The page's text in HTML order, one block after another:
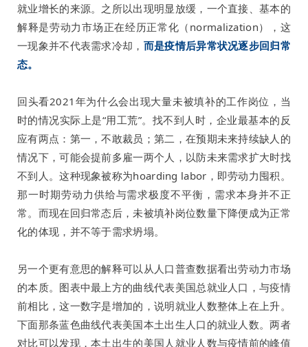
就业增长的来源。之所以出现明显放缓，一个直接、基本的
解释是劳动力市场正在经历正常化（normalization），这
一现象并不代表需求冷却， 而是疫情后异常状况逐步回归常
态。
回头看2021年为什么会出现大量未被填补的工作岗位，当
时的情况实际上是“用工荒”。找不到人时，企业最基本的反
应有两点：第一，不敢裁员；第二，在预期未来持续缺人的
情况下，可能会提前多雇一两个人，以防未来需求扩大时找
不到人。这种现象被称为hoarding labor，即劳动力囤积。
那一时期劳动力供给与需求极度不平衡，需求本身并不正
常。而现在回归常态后，未被填补岗位数量下降便成为正常
化的体现，并不等于需求坍塌。
另一个更有意思的解释可以从人口普查数据看出劳动力市场
的本质。图表中最上方的曲线代表美国总就业人口，与疫情
前相比，这一数字是增加的，说明就业人数整体上在上升。
下面那条蓝色曲线代表美国本土出生人口的就业人数。两者
对比可以发现，本土出生的美国人就业人数与疫情前的峰值